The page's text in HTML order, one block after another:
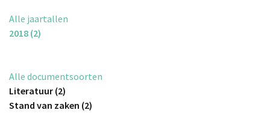
Alle jaartallen
2018 (2)
Alle documentsoorten
Literatuur (2)
Stand van zaken (2)